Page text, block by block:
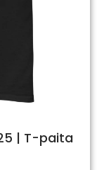
| T-paita